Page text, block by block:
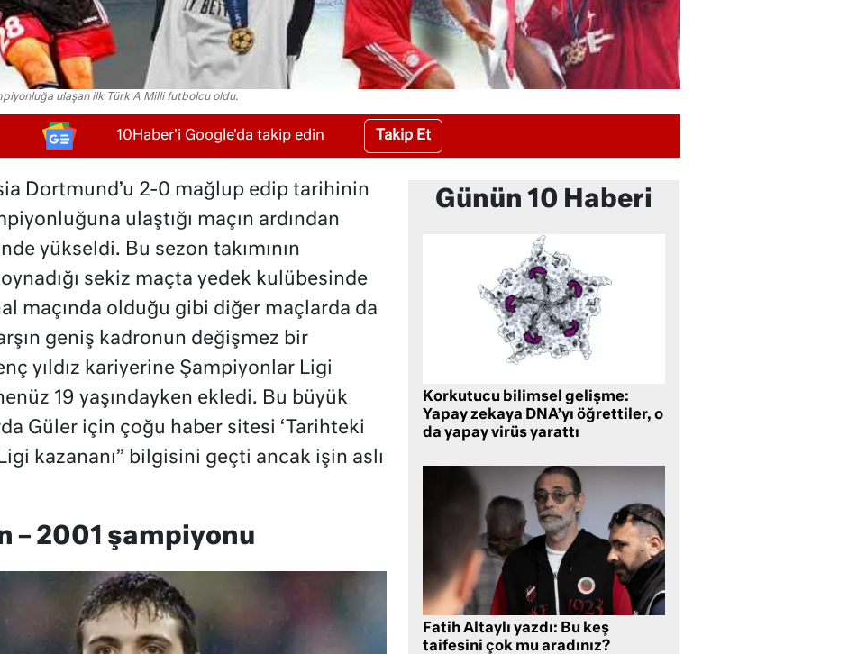
ulaşan ilk Türk A Milli futbolcu oldu.
10Haber'i Google'da takip edin Takip Et
Dortmund’u 2-0 mağlup edip tarihinin
ulaştığı maçın ardından
yükseldi. Bu sezon takımının
sekiz maçta yedek kulübesinde
maçında olduğu gibi diğer maçlarda da
geniş kadronun değişmez bir
yıldız kariyerine Şampiyonlar Ligi
19 yaşındayken ekledi. Bu büyük
Güler için çoğu haber sitesi ‘Tarihteki
kazananı” bilgisini geçti ancak işin aslı
– 2001 şampiyonu
Günün 10 Haberi
Korkutucu bilimsel gelişme:
Yapay zekaya DNA’yı öğrettiler, o
da yapay virüs yarattı
Fatih Altaylı yazdı: Bu keş
taifesini çok mu aradınız?